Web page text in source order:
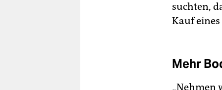
suchten,
Kauf
Mehr
„Nehmen